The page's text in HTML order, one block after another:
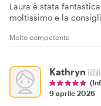
Laura è stata
moltissimo e la
Molto competente
Kathryn 🇺🇸
9 aprile 2026